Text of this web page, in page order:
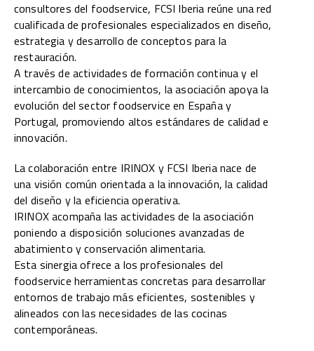
consultores del foodservice, FCSI Iberia reúne una red
cualificada de profesionales especializados en diseño,
estrategia y desarrollo de conceptos para la
restauración.
A través de actividades de formación continua y el
intercambio de conocimientos, la asociación apoya la
evolución del sector foodservice en España y
Portugal, promoviendo altos estándares de calidad e
innovación.
La colaboración entre IRINOX y FCSI Iberia nace de
una visión común orientada a la innovación, la calidad
del diseño y la eficiencia operativa.
IRINOX acompaña las actividades de la asociación
poniendo a disposición soluciones avanzadas de
abatimiento y conservación alimentaria.
Esta sinergia ofrece a los profesionales del
foodservice herramientas concretas para desarrollar
entornos de trabajo más eficientes, sostenibles y
alineados con las necesidades de las cocinas
contemporáneas.